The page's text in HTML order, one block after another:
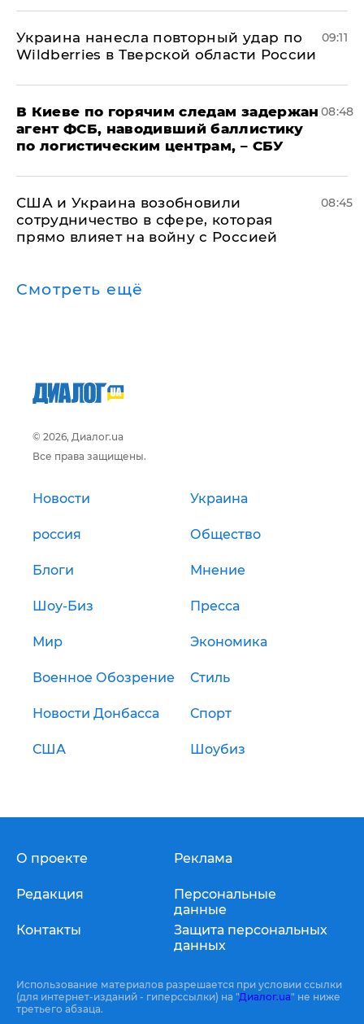
Украина нанесла повторный удар по
Wildberries в Тверской области России
09:11
В Киеве по горячим следам задержан
агент ФСБ, наводивший баллистику
по логистическим центрам, – СБУ
08:48
США и Украина возобновили
сотрудничество в сфере, которая
прямо влияет на войну с Россией
08:45
Смотреть ещё
© 2026, Диалог.ua
Все права защищены.
Новости Украина
россия Общество
Блоги Мнение
Шоу-Биз Пресса
Мир Экономика
Военное Обозрение Стиль
Новости Донбасса Спорт
США Шоубиз
О проекте
Редакция
Контакты
Реклама
Персональные
данные
Защита персональных
данных
Использование материалов разрешается при условии ссылки
(для интернет-изданий - гиперссылки) на "Диалог.ua" не ниже
третьего абзаца.